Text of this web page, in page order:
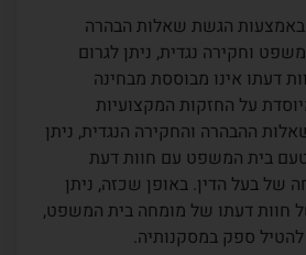
הגשת שאלות הבהרה
וחקירה נגדית, ניתן לגרום
דעתו אינו מבוססת מבחינה
על החזקות המקצועיות
ההבהרה והחקירה הנגדית, ניתן
בית המשפט עם חוות דעת
של בעל הדין. באופן שכזה, ניתן
דעתו של מומחה בית המשפט,
ספק במסקנותיה.